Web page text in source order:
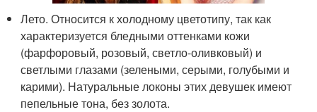
Лето. Относится к холодному цветотипу, так как
характеризуется бледными оттенками кожи
(фарфоровый, розовый, светло-оливковый) и
светлыми глазами (зелеными, серыми, голубыми и
карими). Натуральные локоны этих девушек имеют
пепельные тона, без золота.